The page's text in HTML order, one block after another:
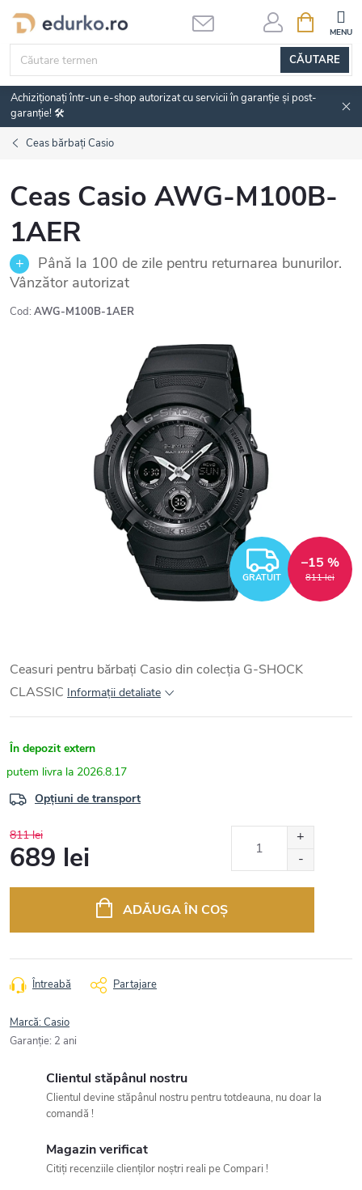
Treci
conținut
CĂUTARE
DE
Achiziționați într-un e-shop autorizat cu servicii în garanție și post-
garanție! 🛠️
Ceas bărbați Casio
Ceas Casio AWG-M100B-
1AER
Până la 100 de zile pentru returnarea bunurilor.
Vânzător autorizat
Cod: AWG-M100B-1AER
GRATUIT 811 lei
–15 %
Ceasuri pentru bărbați Casio din colecția G-SHOCK
CLASSIC Informaţii detaliate
În depozit extern
2026.8.17
Opțiuni de transport
811 lei
689 lei
ADĂUGA ÎN COŞ
Întreabă Partajare
Marcă:Casio
Garanţie: 2 ani
Clientul stăpânul nostru
Clientul devine stăpânul nostru pentru totdeauna, nu doar la
comandă !
Magazin verificat
Citiți recenziile clienților noștri reali pe Compari !